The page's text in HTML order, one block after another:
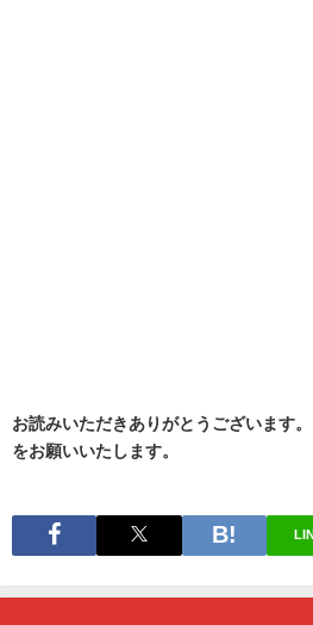
お読みいただきありがとうございます
をお願いいたします。